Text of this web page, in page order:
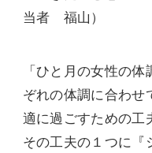
当者 福山）
「ひと月の女性の
ぞれの体調に合わせ
適に過ごすための工
その工夫の１つに『